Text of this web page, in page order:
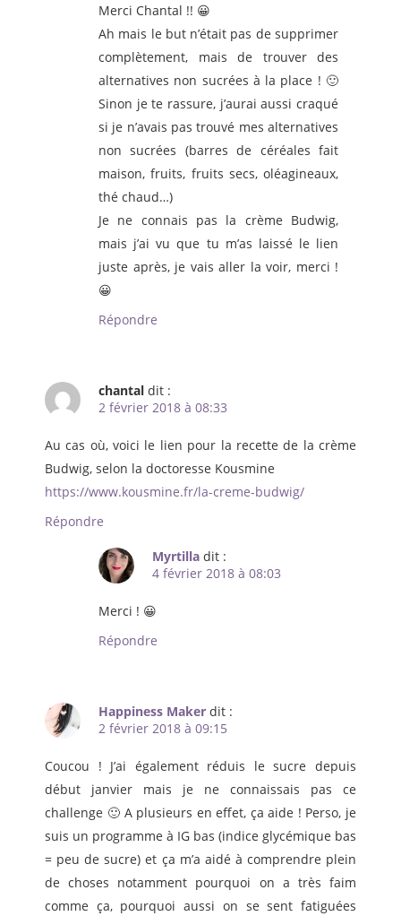
Merci Chantal !! 😀
Ah mais le but n’était pas de supprimer
complètement, mais de trouver des
alternatives non sucrées à la place ! 🙂
Sinon je te rassure, j’aurai aussi craqué
si je n’avais pas trouvé mes alternatives
non sucrées (barres de céréales fait
maison, fruits, fruits secs, oléagineaux,
thé chaud…)
Je ne connais pas la crème Budwig,
mais j’ai vu que tu m’as laissé le lien
juste après, je vais aller la voir, merci !
😀
Répondre
chantal dit :
2 février 2018 à 08:33
Au cas où, voici le lien pour la recette de la crème
Budwig, selon la doctoresse Kousmine
https://www.kousmine.fr/la-creme-budwig/
Répondre
Myrtilla dit :
4 février 2018 à 08:03
Merci ! 😀
Répondre
Happiness Maker dit :
2 février 2018 à 09:15
Coucou ! J’ai également réduis le sucre depuis
début janvier mais je ne connaissais pas ce
challenge 🙂 A plusieurs en effet, ça aide ! Perso, je
suis un programme à IG bas (indice glycémique bas
= peu de sucre) et ça m’a aidé à comprendre plein
de choses notamment pourquoi on a très faim
comme ça, pourquoi aussi on se sent fatiguées